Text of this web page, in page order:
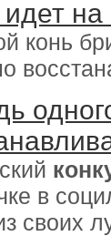
на
конь
в
своих